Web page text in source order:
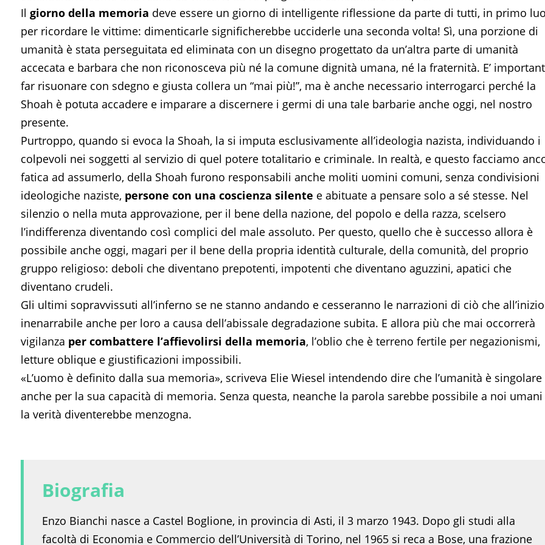
Il giorno della memoria deve essere un giorno di intelligente riflessione da parte di tutti, in primo
per ricordare le vittime: dimenticarle significherebbe ucciderle una seconda volta! Sì, una porzione di
umanità è stata perseguitata ed eliminata con un disegno progettato da un’altra parte di umanità
accecata e barbara che non riconosceva più né la comune dignità umana, né la fraternità. E’
far risuonare con sdegno e giusta collera un “mai più!”, ma è anche necessario interrogarci perché la
Shoah è potuta accadere e imparare a discernere i germi di una tale barbarie anche oggi, nel nostro
presente.
Purtroppo, quando si evoca la Shoah, la si imputa esclusivamente all’ideologia nazista, individuando i
colpevoli nei soggetti al servizio di quel potere totalitario e criminale. In realtà, e questo facciamo
fatica ad assumerlo, della Shoah furono responsabili anche moliti uomini comuni, senza condivisioni
ideologiche naziste, persone con una coscienza silente e abituate a pensare solo a sé stesse. Nel
silenzio o nella muta approvazione, per il bene della nazione, del popolo e della razza, scelsero
l’indifferenza diventando così complici del male assoluto. Per questo, quello che è successo allora è
possibile anche oggi, magari per il bene della propria identità culturale, della comunità, del proprio
gruppo religioso: deboli che diventano prepotenti, impotenti che diventano aguzzini, apatici che
diventano crudeli.
Gli ultimi sopravvissuti all’inferno se ne stanno andando e cesseranno le narrazioni di ciò che
inenarrabile anche per loro a causa dell’abissale degradazione subita. E allora più che mai occorrerà
vigilanza per combattere l’affievolirsi della memoria, l’oblio che è terreno fertile per negazionismi,
letture oblique e giustificazioni impossibili.
«L’uomo è definito dalla sua memoria», scriveva Elie Wiesel intendendo dire che l’umanità è singolare
anche per la sua capacità di memoria. Senza questa, neanche la parola sarebbe possibile a noi umani
la verità diventerebbe menzogna.
Biografia
Enzo Bianchi nasce a Castel Boglione, in provincia di Asti, il 3 marzo 1943. Dopo gli studi alla
facoltà di Economia e Commercio dell’Università di Torino, nel 1965 si reca a Bose, una frazione